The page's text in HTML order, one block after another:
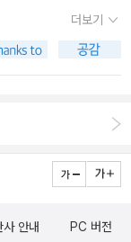
터 ㅎ 사이에서 가
니다. 우리말에서
탄하거나 튼튼할 만
. 때로는 불씨로 활
오르다’입니다. 탓
질다고 하며, ‘타다
작은아이가 일어날
이야기를 들려줍니
을 걸어서 옆마을로
못 나아갑니다.
‘읽는멋’을 부릴 수
스타·sns)에 이런저
더보기
사 안내 PC 버전